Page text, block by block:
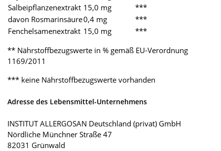
Salbeipflanzenextrakt 15,0 mg
***
davon Rosmarinsäure0,4 mg
***
Fenchelsamenextrakt 15,0 mg
***
** Nährstoffbezugswerte in % gemäß EU-Verordnung
1169/2011
*** keine Nährstoffbezugswerte vorhanden
Adresse des Lebensmittel-Unternehmens
INSTITUT ALLERGOSAN Deutschland (privat) GmbH
Nördliche Münchner Straße 47
82031 Grünwald